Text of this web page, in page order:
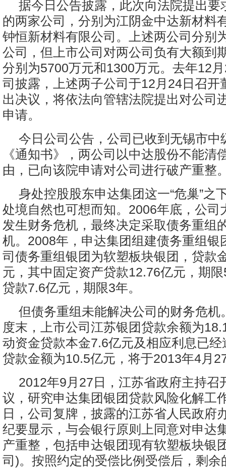
据今日公告披露，此次向法院提出要
的两家公司，分别为江阴金中达新材料
钟恒新材料有限公司。上述两公司分别
公司，但上市公司对两公司负有大额到
分别为5700万元和1300万元。去年12
司披露，上述两子公司于12月24日召开
出决议，将依法向管辖法院提出对公司
申请。
今日公司公告，公司已收到无锡市中
《通知书》，两公司以中达股份不能清
由，已向该院申请对公司进行破产重整
身处控股股东申达集团这一“危巢”之
处境自然也可想而知。2006年底，公司
发生财务危机，最终决定采取债务重组
机。2008年，申达集团组建债务重组银
司债务重组银团为软塑板块银团，贷款
元，其中固定资产贷款12.76亿元，期
贷款7.6亿元，期限3年。
但债务重组未能解决公司的财务危机
度末，上市公司江苏银团贷款余额为
动资金贷款本金7.6亿元及相应利息已
贷款金额为10.5亿元，将于2013年4月
2012年9月27日，江苏省政府主持召
议，研究申达集团银团贷款风险化解工
日，公司复牌，披露的江苏省人民政府
纪要显示，与会银行原则上同意对申达
产重整，包括申达银团现有软塑板块银
司)。按照约定的受偿比例受偿后，剩余